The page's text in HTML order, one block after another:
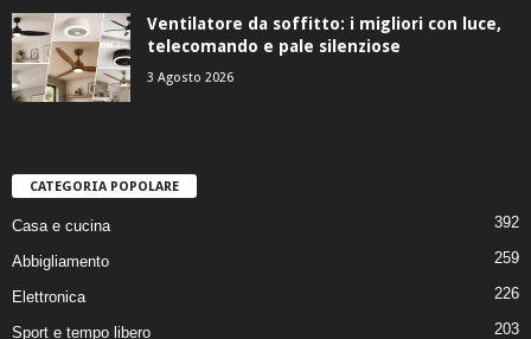
Ventilatore da soffitto: i migliori con luce,
telecomando e pale silenziose
3 Agosto 2026
CATEGORIA POPOLARE
Casa e cucina 392
Abbigliamento 259
Elettronica 226
Sport e tempo libero 203